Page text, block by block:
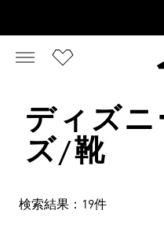
ディズ
ズ/靴
検索結果：19件